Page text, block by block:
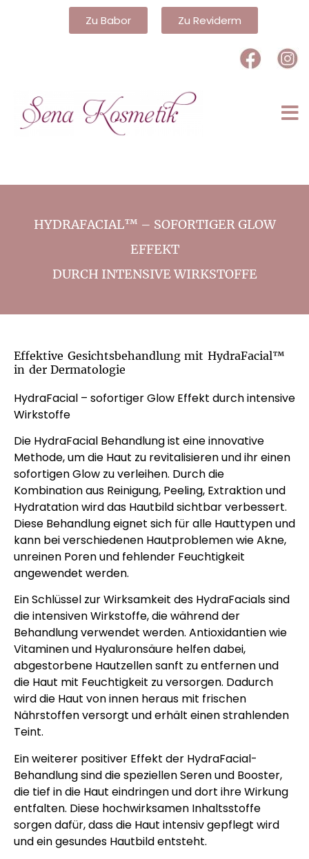
Zu Babor Zu Reviderm
HYDRAFACIAL™ – SOFORTIGER GLOW
EFFEKT
DURCH INTENSIVE WIRKSTOFFE
Effektive Gesichtsbehandlung mit HydraFacial™
in der Dermatologie
HydraFacial – sofortiger Glow Effekt durch intensive
Wirkstoffe
Die HydraFacial Behandlung ist eine innovative
Methode, um die Haut zu revitalisieren und ihr einen
sofortigen Glow zu verleihen. Durch die
Kombination aus Reinigung, Peeling, Extraktion und
Hydratation wird das Hautbild sichtbar verbessert.
Diese Behandlung eignet sich für alle Hauttypen und
kann bei verschiedenen Hautproblemen wie Akne,
unreinen Poren und fehlender Feuchtigkeit
angewendet werden.
Ein Schlüssel zur Wirksamkeit des HydraFacials sind
die intensiven Wirkstoffe, die während der
Behandlung verwendet werden. Antioxidantien wie
Vitaminen und Hyaluronsäure helfen dabei,
abgestorbene Hautzellen sanft zu entfernen und
die Haut mit Feuchtigkeit zu versorgen. Dadurch
wird die Haut von innen heraus mit frischen
Nährstoffen versorgt und erhält einen strahlenden
Teint.
Ein weiterer positiver Effekt der HydraFacial-
Behandlung sind die speziellen Seren und Booster,
die tief in die Haut eindringen und dort ihre Wirkung
entfalten. Diese hochwirksamen Inhaltsstoffe
sorgen dafür, dass die Haut intensiv gepflegt wird
und ein gesundes Hautbild entsteht.